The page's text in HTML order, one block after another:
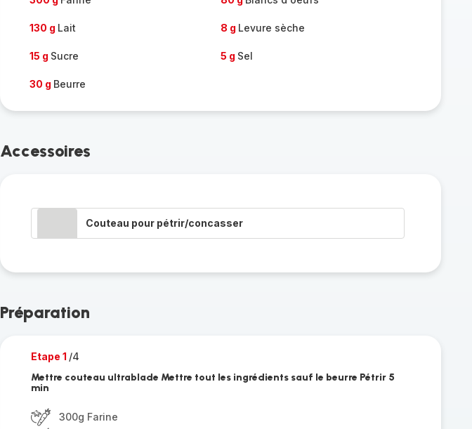
130 g Lait 8 g Levure sèche
15 g Sucre 5 g Sel
30 g Beurre
Accessoires
Couteau pour pétrir/concasser
Préparation
Etape 1 /4
Mettre couteau ultrablade Mettre tout les ingrédients sauf le beurre Pétrir 5
min
300g Farine